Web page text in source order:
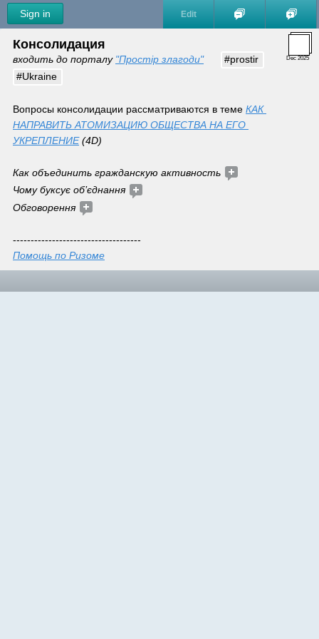
Sign in Edit
Dec 2025
Консолидация
входить до порталу "Простір злагоди"
#prostir
#Ukraine
Вопросы консолидации рассматриваются в теме КАК
НАПРАВИТЬ АТОМИЗАЦИЮ ОБЩЕСТВА НА ЕГО
УКРЕПЛЕНИЕ (4D)
Как объединить гражданскую активность
Чому буксує об’єднання
Обговорення
------------------------------------
Помощь по Ризоме